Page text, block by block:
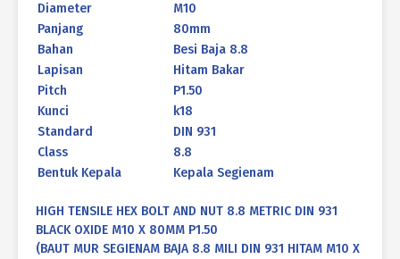
Diameter
M10
Panjang
80mm
Bahan
Besi Baja 8.8
Lapisan
Hitam Bakar
Pitch
P1.50
Kunci
k18
Standard
DIN 931
Class
8.8
Bentuk Kepala
Kepala Segienam
HIGH TENSILE HEX BOLT AND NUT 8.8 METRIC DIN 931
BLACK OXIDE M10 X 80MM P1.50
(BAUT MUR SEGIENAM BAJA 8.8 MILI DIN 931 HITAM M10 X